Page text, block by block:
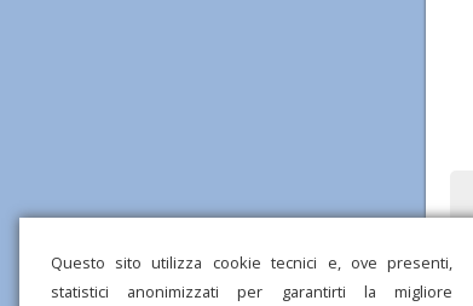
Questo sito utilizza cookie tecnici e, ove presenti,
statistici anonimizzati per garantirti la migliore